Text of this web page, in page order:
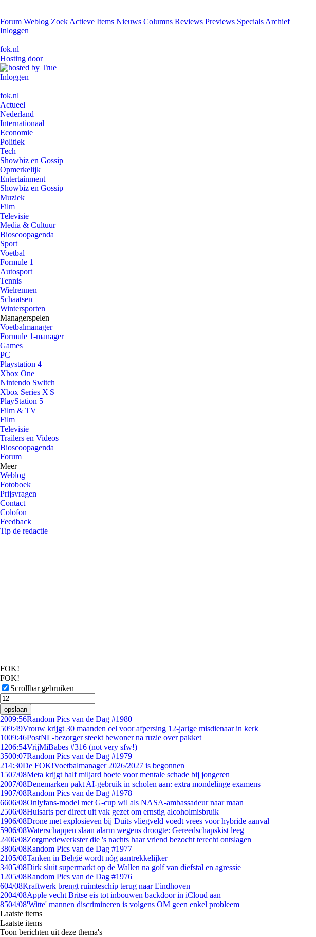
Forum Weblog Zoek Actieve Items Nieuws Columns Reviews Previews Specials Archief
Inloggen
fok.nl
Hosting door
Inloggen
fok.nl
Actueel
Nederland
Internationaal
Economie
Politiek
Tech
Showbiz en Gossip
Opmerkelijk
Entertainment
Showbiz en Gossip
Muziek
Film
Televisie
Media & Cultuur
Bioscoopagenda
Sport
Voetbal
Formule 1
Autosport
Tennis
Wielrennen
Schaatsen
Wintersporten
Managerspelen
Voetbalmanager
Formule 1-manager
Games
PC
Playstation 4
Xbox One
Nintendo Switch
Xbox Series X|S
PlayStation 5
Film & TV
Film
Televisie
Trailers en Videos
Bioscoopagenda
Forum
Meer
Weblog
Fotoboek
Prijsvragen
Contact
Colofon
Feedback
Tip de redactie
FOK!
FOK!
Scrollbar gebruiken
opslaan
2009:56Random Pics van de Dag #1980
509:49Vrouw krijgt 30 maanden cel voor afpersing 12-jarige misdienaar in kerk
1009:46PostNL-bezorger steekt bewoner na ruzie over pakket
1206:54VrijMiBabes #316 (not very sfw!)
3500:07Random Pics van de Dag #1979
214:30De FOK!Voetbalmanager 2026/2027 is begonnen
1507/08Meta krijgt half miljard boete voor mentale schade bij jongeren
2007/08Denemarken pakt AI-gebruik in scholen aan: extra mondelinge examens
1907/08Random Pics van de Dag #1978
6606/08Onlyfans-model met G-cup wil als NASA-ambassadeur naar maan
2506/08Huisarts per direct uit vak gezet om ernstig alcoholmisbruik
1906/08Drone met explosieven bij Duits vliegveld voedt vrees voor hybride aanval
5906/08Waterschappen slaan alarm wegens droogte: Gereedschapskist leeg
2406/08Zorgmedewerkster die 's nachts haar vriend bezocht terecht ontslagen
3806/08Random Pics van de Dag #1977
2105/08Tanken in België wordt nóg aantrekkelijker
3405/08Dirk sluit supermarkt op de Wallen na golf van diefstal en agressie
1205/08Random Pics van de Dag #1976
604/08Kraftwerk brengt ruimteschip terug naar Eindhoven
2004/08Apple vecht Britse eis tot inbouwen backdoor in iCloud aan
8504/08'Witte' mannen discrimineren is volgens OM geen enkel probleem
Laatste items
Laatste items
Toon berichten uit deze thema's